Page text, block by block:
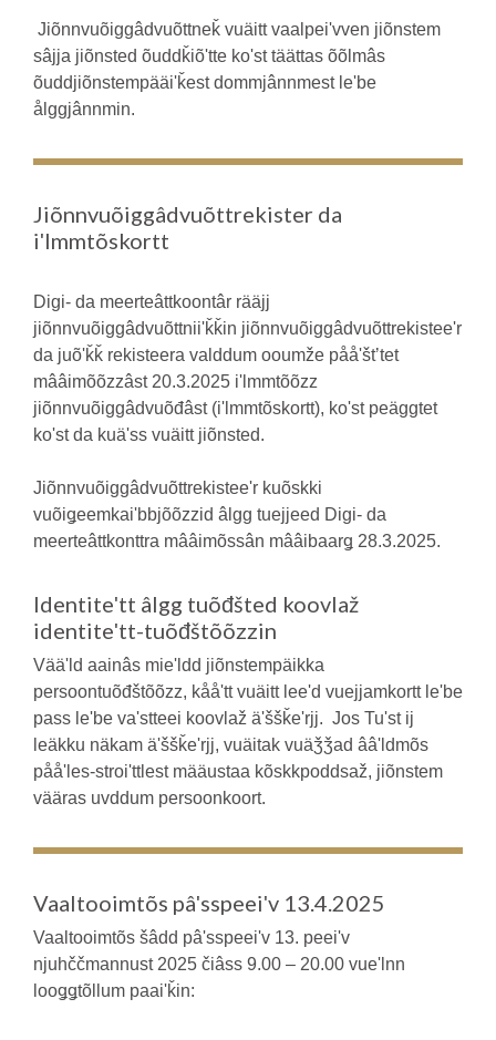
Jiõnnvuõiggâdvuõttneǩ vuäitt vaalpeiʹvven jiõnstem
sâjja jiõnsted õuddǩiõʹtte koʹst täättas õõlmâs
õuddjiõnstempääiʹǩest dommjânnmest leʹbe
ålggjânnmin.
Jiõnnvuõiggâdvuõttrekister da
iʹlmmtõskortt
Digi- da meerteâttkoontâr rääjj
jiõnnvuõiggâdvuõttniiʹǩǩin jiõnnvuõiggâdvuõttrekisteeʹr
da juõʹǩǩ rekisteera valddum ooumže pååʹštʼtet
mââimõõzzâst 20.3.2025 iʹlmmtõõzz
jiõnnvuõiggâdvuõđâst (iʹlmmtõskortt), koʹst peäggtet
koʹst da kuäʹss vuäitt jiõnsted.
Jiõnnvuõiggâdvuõttrekisteeʹr kuõskki
vuõiǥeemkaiʹbbjõõzzid âlgg tuejjeed Digi- da
meerteâttkonttra mââimõssân mââibaarǥ 28.3.2025.
Identiteʹtt âlgg tuõđšted koovlaž
identiteʹtt-tuõđštõõzzin
Vääʹld aainâs mieʹldd jiõnstempäikka
persoontuõđštõõzz, kååʹtt vuäitt leeʹd vuejjamkortt leʹbe
pass leʹbe vaʹstteei koovlaž äʹššǩeʹrjj. Jos Tuʹst ij
leäkku näkam äʹššǩeʹrjj, vuäitak vuäǯǯad ââʹldmõs
pååʹles-stroiʹttlest määustaa kõskkpoddsaž, jiõnstem
vääras uvddum persoonkoort.
Vaaltooimtõs pâʹsspeeiʹv 13.4.2025
Vaaltooimtõs šâdd pâʹsspeeiʹv 13. peeiʹv
njuhččmannust 2025 čiâss 9.00 – 20.00 vueʹlnn
looǥǥtõllum paaiʹǩin: